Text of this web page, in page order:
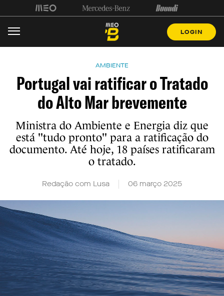
LOGIN
AMBIENTE
Portugal vai ratificar o Tratado
do Alto Mar brevemente
Ministra do Ambiente e Energia diz que
está "tudo pronto" para a ratificação do
documento. Até hoje, 18 países ratificaram
o tratado.
Redação com Lusa 06 março 2025